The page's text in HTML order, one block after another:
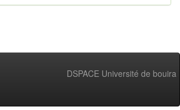
DSPACE Université de bouira